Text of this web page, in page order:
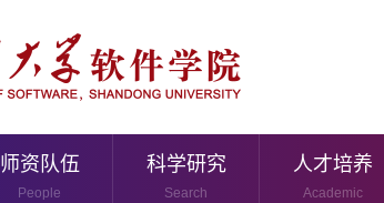
师资队伍
People
科学研究
Search
人才培养
Academic